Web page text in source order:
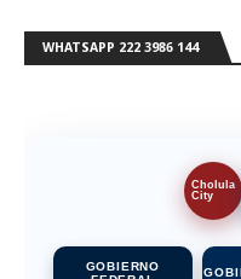
WHATSAPP 222 3986 144
Cholula
City
GOBIERNO